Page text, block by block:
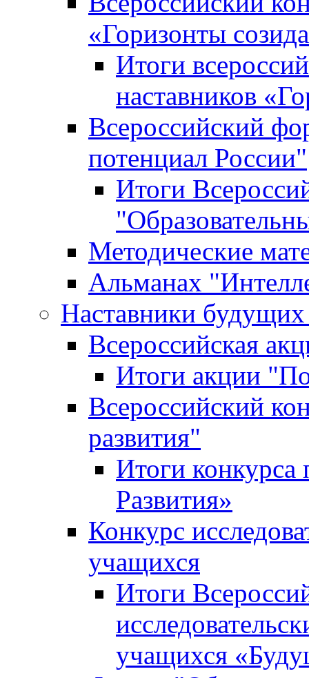
«Горизонты
Итоги
наставников
Всероссийский
потенциал России"
Итоги
Методические
Альманах
Наставники
Всероссийская
Итоги акции
Всероссийский
развития"
Итоги конкурса
Развития»
Конкурс
учащихся
Итоги
учащихся